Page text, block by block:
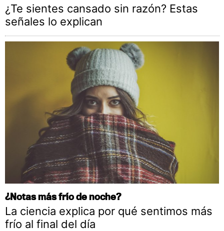
¿Te sientes cansado sin razón? Estas
señales lo explican
¿Notas más frío de noche?
La ciencia explica por qué sentimos más
frío al final del día